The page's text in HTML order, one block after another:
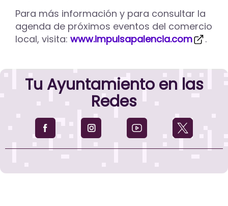
Para más información y para consultar la
agenda de próximos eventos del comercio
local, visita: www.impulsapalencia.com .
Tu Ayuntamiento en las
Redes